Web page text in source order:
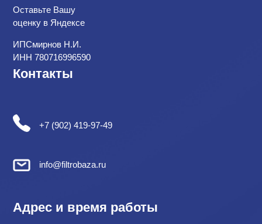
Оставьте Вашу
оценку в Яндексе
ИПСмирнов Н.И.
ИНН 780716996590
Контакты
+7 (902) 419-97-49
info@filtrobaza.ru
Адрес и время работы